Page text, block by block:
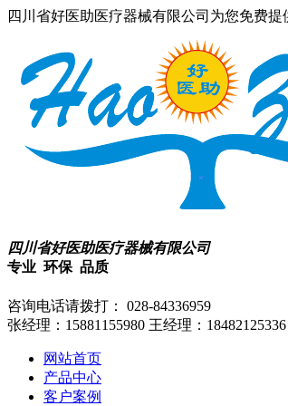
四川省好医助医疗器械有限公司为您免费提
四川省好医助医疗器械有限公司
专业 环保 品质
咨询电话请拨打： 028-84336959
张经理：15881155980 王经理：18482125336
网站首页
产品中心
客户案例